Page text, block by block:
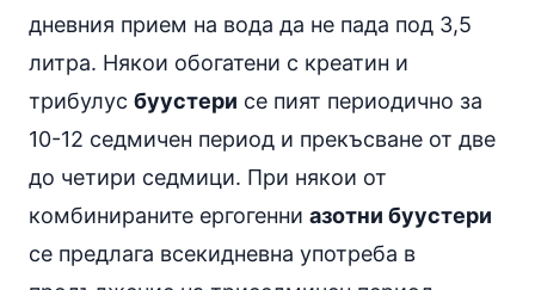
дневния прием на вода да не пада под 3,5
литра. Някои обогатени с креатин и
трибулус буустери се пият периодично за
10-12 седмичен период и прекъсване от две
до четири седмици. При някои от
комбинираните ергогенни азотни буустери
се предлага всекидневна употреба в